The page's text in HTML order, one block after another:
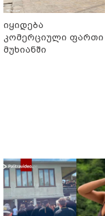
იყიდება
კომერციული ფართი
მუხიანში